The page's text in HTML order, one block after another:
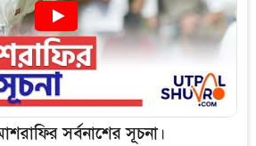
সর্বনাশের সূচনা।